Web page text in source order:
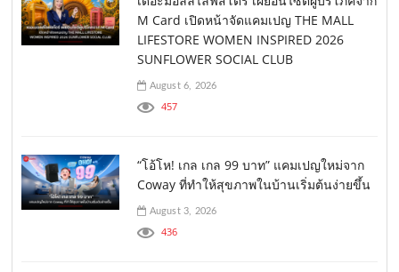
M Card เปิดหน้าจัดแคมเปญ THE MALL
LIFESTORE WOMEN INSPIRED 2026
SUNFLOWER SOCIAL CLUB
August 6, 2026
457
“โอ้โห! เกล เกล 99 บาท” แคมเปญใหม่จาก
Coway ที่ทำให้สุขภาพในบ้านเริ่มต้นง่ายขึ้น
August 3, 2026
436